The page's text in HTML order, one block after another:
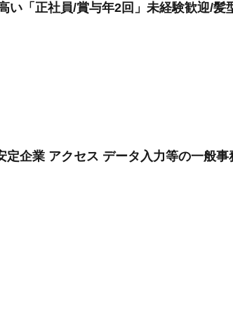
い「正社員/賞与年2回」未経験歓迎/
企業 アクセス データ入力等の一般事